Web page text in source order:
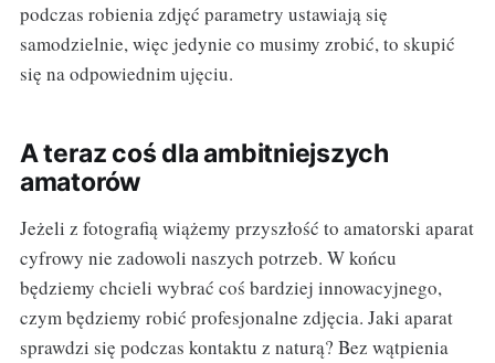
podczas robienia zdjęć parametry ustawiają się
samodzielnie, więc jedynie co musimy zrobić, to skupić
się na odpowiednim ujęciu.
A teraz coś dla ambitniejszych
amatorów
Jeżeli z fotografią wiążemy przyszłość to amatorski aparat
cyfrowy nie zadowoli naszych potrzeb. W końcu
będziemy chcieli wybrać coś bardziej innowacyjnego,
czym będziemy robić profesjonalne zdjęcia. Jaki aparat
sprawdzi się podczas kontaktu z naturą? Bez wątpienia